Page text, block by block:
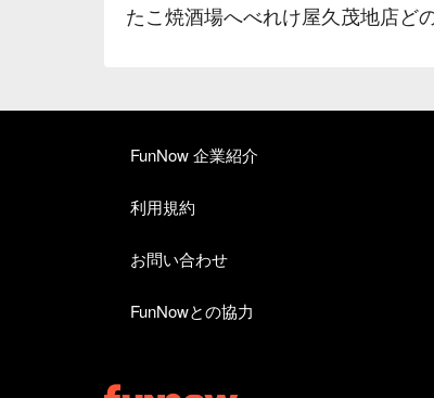
たこ焼酒場へべれけ屋久茂地店ど
FunNow 企業紹介
利用規約
お問い合わせ
FunNowとの協力